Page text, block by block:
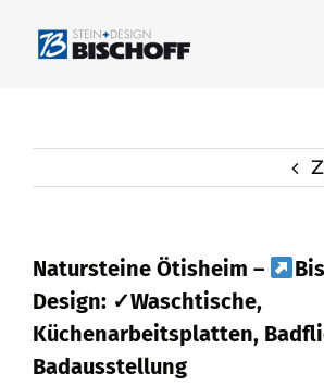
Inhalt
Natursteine Ötisheim –
Design: ✓Waschtische,
Küchenarbeitsplatten,
Badausstellung